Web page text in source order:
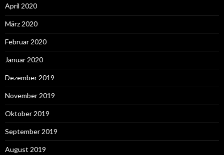
April 2020
März 2020
Februar 2020
Januar 2020
Dezember 2019
November 2019
Oktober 2019
September 2019
August 2019